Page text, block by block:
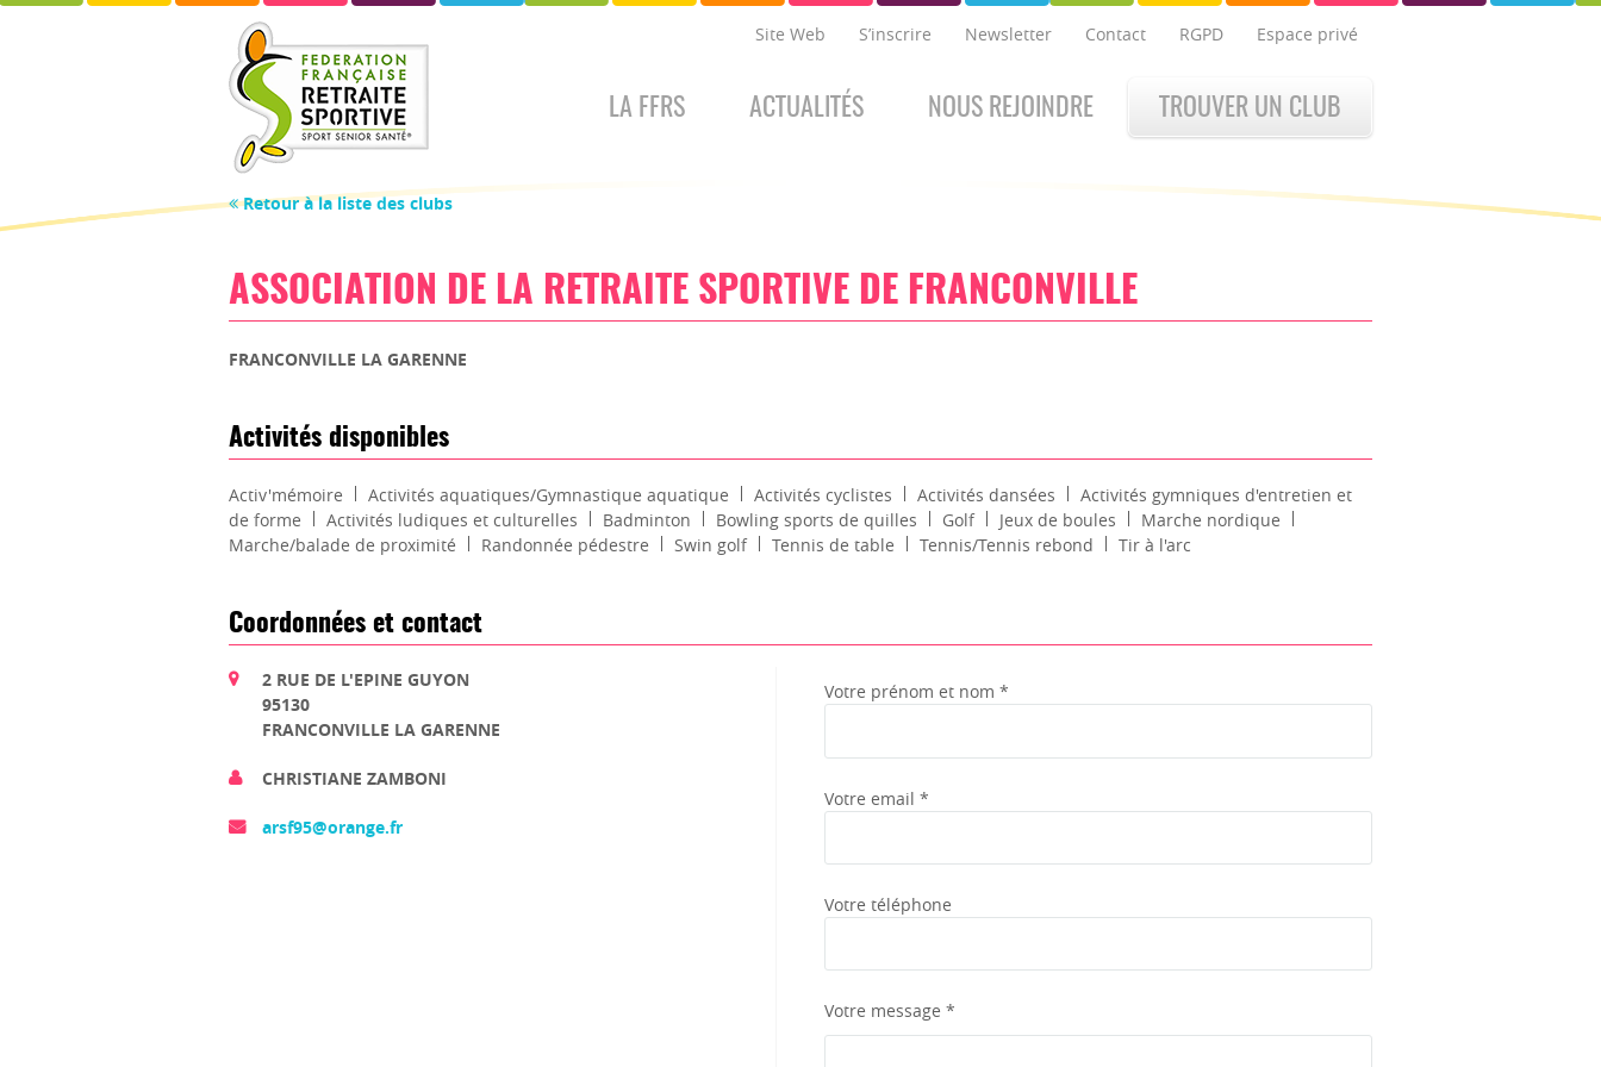
Site Web S’inscrire Newsletter Contact RGPD Espace privé
LA FFRS ACTUALITÉS NOUS REJOINDRE TROUVER UN CLUB
Retour à la liste des clubs
ASSOCIATION DE LA RETRAITE SPORTIVE DE FRANCONVILLE
FRANCONVILLE LA GARENNE
Activités disponibles
Activ'mémoire Activités aquatiques/Gymnastique aquatique Activités cyclistes Activités dansées
Activités gymniques d'entretien et
de forme
Activités ludiques et culturelles Badminton Bowling sports de quilles Golf Jeux de boules
Marche nordique
Marche/balade de proximité
Randonnée pédestre Swin golf Tennis de table Tennis/Tennis rebond Tir à l'arc
Coordonnées et contact
2 RUE DE L'EPINE GUYON
95130
FRANCONVILLE LA GARENNE
CHRISTIANE ZAMBONI
arsf95@orange.fr
Votre prénom et nom *
Votre email *
Votre téléphone
Votre message *